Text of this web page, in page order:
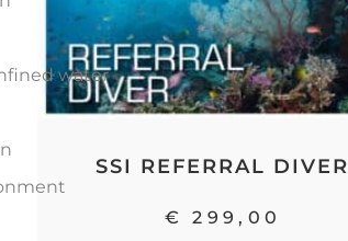
water
SSI REFERRAL DIVER
€ 299,00